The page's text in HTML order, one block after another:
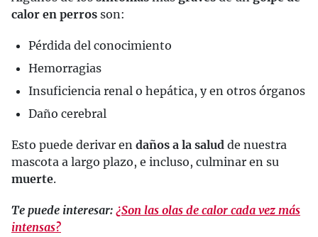
calor en perros son:
Pérdida del conocimiento
Hemorragias
Insuficiencia renal o hepática, y en otros órganos
Daño cerebral
Esto puede derivar en daños a la salud de nuestra
mascota a largo plazo, e incluso, culminar en su
muerte.
Te puede interesar: ¿Son las olas de calor cada vez más
intensas?